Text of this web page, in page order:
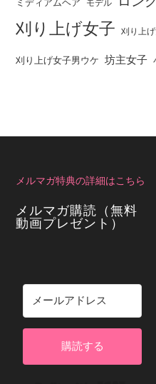
ミディアムヘア モデル
刈り上げ女子 刈り上
刈り上げ女子男ウケ 坊主女子
メルマガ特典の詳細はこちら
メルマガ購読（無料
動画プレゼント）
購読する